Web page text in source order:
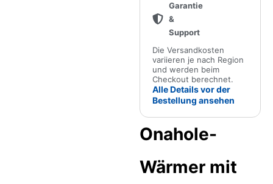
Garantie
&
Support
Die Versandkosten
variieren je nach Region
und werden beim
Checkout berechnet.
Alle Details vor der
Bestellung ansehen
Onahole-
Wärmer mit